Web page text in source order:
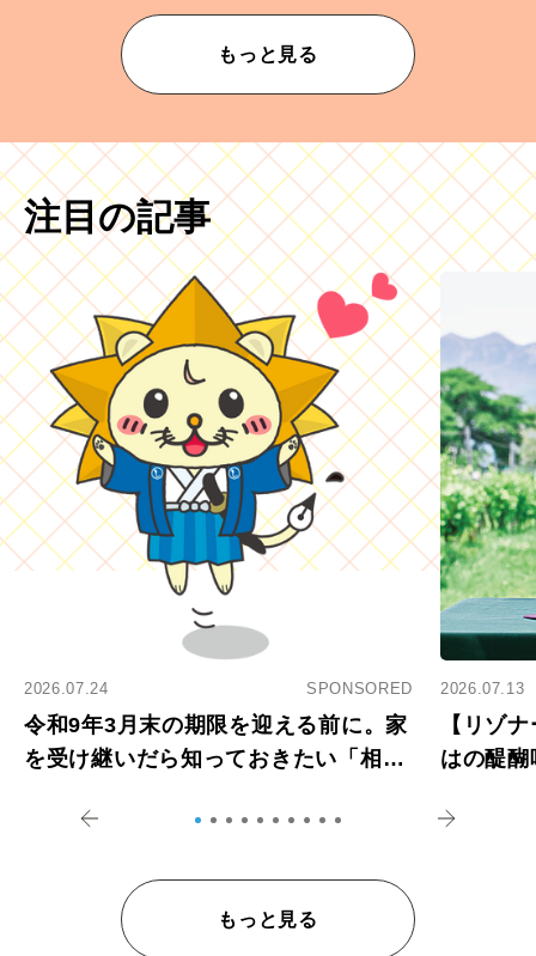
もっと見る
注目の記事
2026.07.24 SPONSORED
令和9年3月末の期限を迎える前に。家
を受け継いだら知っておきたい「相続
2026.07.13
【リゾ
はの醍
もっと見る